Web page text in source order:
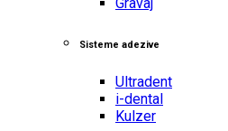
Sisteme adezive
Ultradent
i-dental
Kulzer